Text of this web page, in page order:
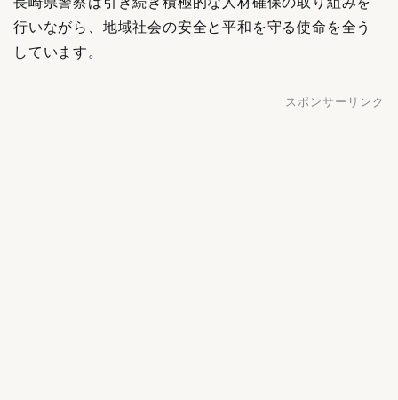
行いながら、地域社会の安全と平和を守る使命を全う
しています。
スポンサーリンク